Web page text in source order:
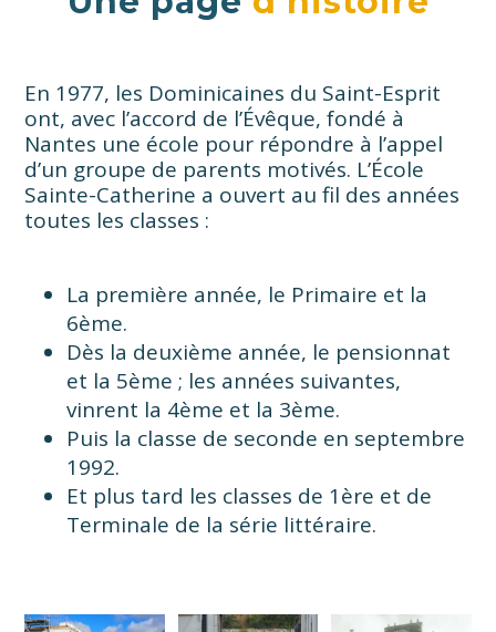
En 1977, les Dominicaines du Saint-Esprit
ont, avec l’accord de l’Évêque, fondé à
Nantes une école pour répondre à l’appel
d’un groupe de parents motivés. L’École
Sainte-Catherine a ouvert au fil des années
toutes les classes :
La première année, le Primaire et la
6ème.
Dès la deuxième année, le pensionnat
et la 5ème ; les années suivantes,
vinrent la 4ème et la 3ème.
Puis la classe de seconde en septembre
1992.
Et plus tard les classes de 1ère et de
Terminale de la série littéraire.